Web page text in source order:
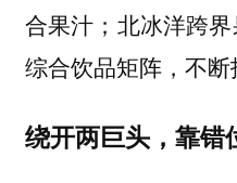
合果汁；北冰洋跨
综合饮品矩阵，不断
绕开两巨头，靠错